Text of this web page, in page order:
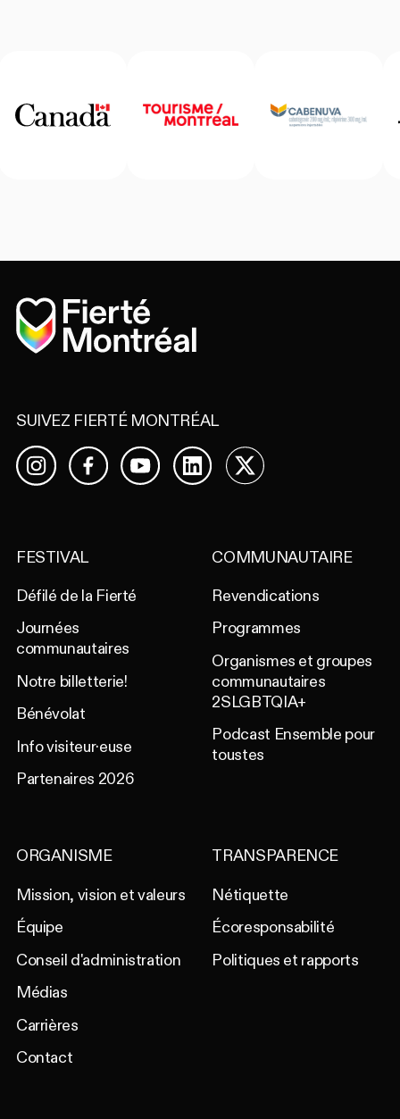
Accueil
SUIVEZ FIERTÉ MONTRÉAL
InstagramFacebookYouTubeLinkedIn
X
FESTIVAL
Défilé de la Fierté
Journées
communautaires
Notre billetterie!
Bénévolat
Info visiteur·euse
Partenaires 2026
COMMUNAUTAIRE
Revendications
Programmes
Organismes et groupes
communautaires
2SLGBTQIA+
Podcast Ensemble pour
toustes
ORGANISME
Mission, vision et valeurs
Équipe
Conseil d'administration
Médias
Carrières
Contact
TRANSPARENCE
Nétiquette
Écoresponsabilité
Politiques et rapports